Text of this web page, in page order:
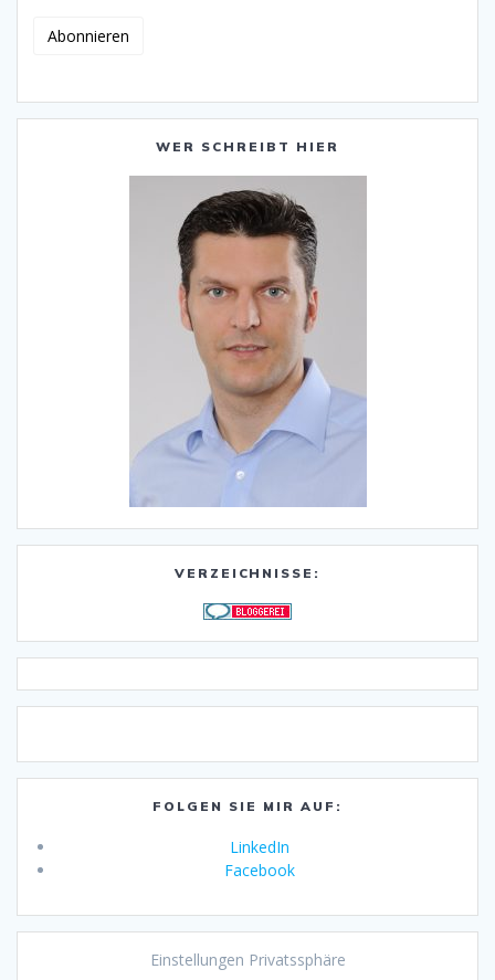
WER SCHREIBT HIER
VERZEICHNISSE:
FOLGEN SIE MIR AUF:
LinkedIn
Facebook
Einstellungen Privatssphäre